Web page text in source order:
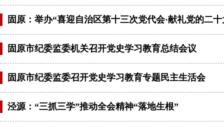
固原：举办“喜迎自治区第十三次党代会·献礼党的二
固原市纪委监委机关召开党史学习教育总结会议
固原市纪委监委召开党史学习教育专题民主生活会
泾源：“三抓三学”推动全会精神“落地生根”